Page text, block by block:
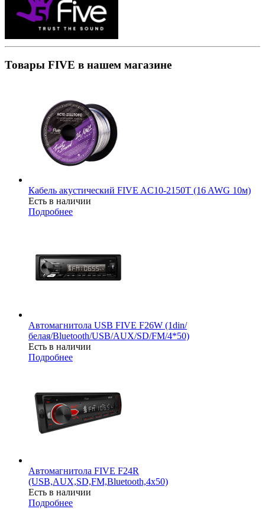
Товары FIVE в нашем магазине
Кабель акустический FIVE AC10-2150T (16 AWG 10м)
Есть в наличии
Подробнее
Автомагнитола USB FIVE F26W (1din/
белая/Bluetooth/USB/AUX/SD/FM/4*50)
Есть в наличии
Подробнее
Автомагнитола FIVE F24R
(USB,AUX,SD,FM,Bluetooth,4x50)
Есть в наличии
Подробнее